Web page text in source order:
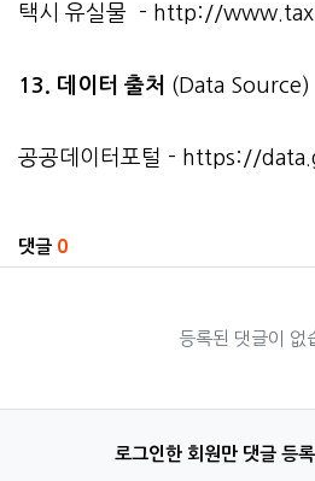
택시 유실물 - http://
13. 데이터 출처 (Data Source)
공공데이터포털 - https://
댓글 0
등록된 댓글이 없
로그인한 회원만 댓글 등